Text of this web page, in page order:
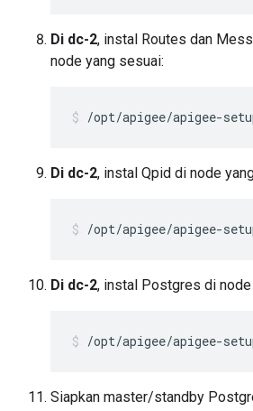
Di dc-2, instal Routes dan
node yang sesuai:
/opt/apigee/apigee-
Di dc-2, instal Qpid di node
/opt/apigee/apigee-
Di dc-2, instal Postgres di
/opt/apigee/apigee-
Siapkan master/standby